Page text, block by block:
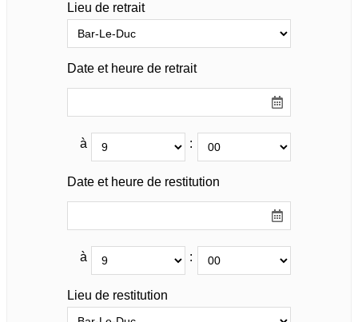
Lieu de retrait
Date et heure de retrait
à :
Date et heure de restitution
à :
Lieu de restitution